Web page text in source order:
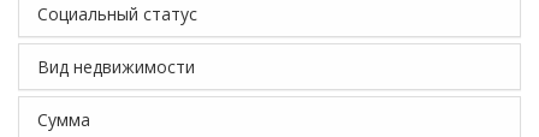
Социальный статус
Вид недвижимости
Сумма